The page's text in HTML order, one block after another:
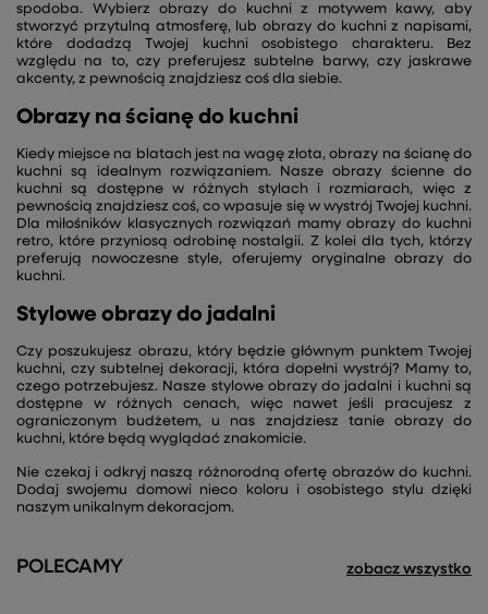
spodoba. Wybierz obrazy do kuchni z motywem kawy, aby
stworzyć przytulną atmosferę, lub obrazy do kuchni z napisami,
które dodadzą Twojej kuchni osobistego charakteru. Bez
względu na to, czy preferujesz subtelne barwy, czy jaskrawe
akcenty, z pewnością znajdziesz coś dla siebie.
Obrazy na ścianę do kuchni
Kiedy miejsce na blatach jest na wagę złota, obrazy na ścianę do
kuchni są idealnym rozwiązaniem. Nasze obrazy ścienne do
kuchni są dostępne w różnych stylach i rozmiarach, więc z
pewnością znajdziesz coś, co wpasuje się w wystrój Twojej kuchni.
Dla miłośników klasycznych rozwiązań mamy obrazy do kuchni
retro, które przyniosą odrobinę nostalgii. Z kolei dla tych, którzy
preferują nowoczesne style, oferujemy oryginalne obrazy do
kuchni.
Stylowe obrazy do jadalni
Czy poszukujesz obrazu, który będzie głównym punktem Twojej
kuchni, czy subtelnej dekoracji, która dopełni wystrój? Mamy to,
czego potrzebujesz. Nasze stylowe obrazy do jadalni i kuchni są
dostępne w różnych cenach, więc nawet jeśli pracujesz z
ograniczonym budżetem, u nas znajdziesz tanie obrazy do
kuchni, które będą wyglądać znakomicie.
Nie czekaj i odkryj naszą różnorodną ofertę obrazów do kuchni.
Dodaj swojemu domowi nieco koloru i osobistego stylu dzięki
naszym unikalnym dekoracjom.
POLECAMY zobacz wszystko